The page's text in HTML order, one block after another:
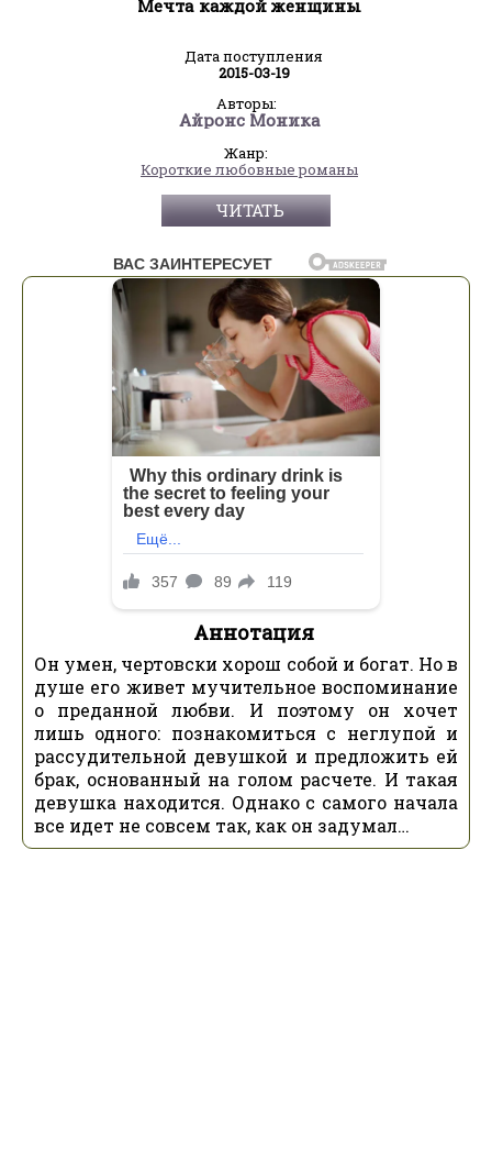
Мечта каждой женщины
Дата поступления
2015-03-19
Авторы:
Айронс Моника
Жанр:
Короткие любовные романы
ЧИТАТЬ
Аннотация
Он умен, чертовски хорош собой и богат. Но в
душе его живет мучительное воспоминание
о преданной любви. И поэтому он хочет
лишь одного: познакомиться с неглупой и
рассудительной девушкой и предложить ей
брак, основанный на голом расчете. И такая
девушка находится. Однако с самого начала
все идет не совсем так, как он задумал…